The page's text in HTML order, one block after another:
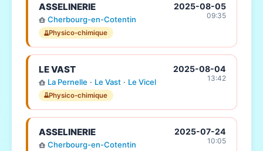
ASSELINERIE
Cherbourg-en-Cotentin
Physico-chimique
2025-08-05
09:35
LE VAST
La Pernelle · Le Vast· Le Vicel
Physico-chimique
2025-08-04
13:42
ASSELINERIE
Cherbourg-en-Cotentin
2025-07-24
10:05